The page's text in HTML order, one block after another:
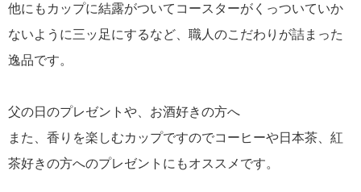
他にもカップに結露がついてコースターがくっついていか
ないように三ッ足にするなど、職人のこだわりが詰まった
逸品です。
父の日のプレゼントや、お酒好きの方へ
また、香りを楽しむカップですのでコーヒーや日本茶、紅
茶好きの方へのプレゼントにもオススメです。